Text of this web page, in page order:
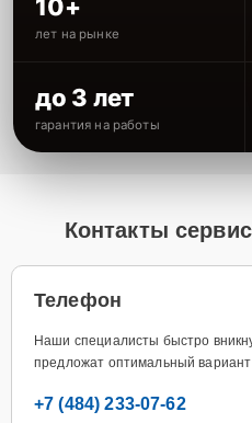
10+
лет на рынке
до 3 лет
гарантия на работы
Контакты
Телефон
Наши специалисты быстро
предложат оптимальный
+7 (484) 233-07-62